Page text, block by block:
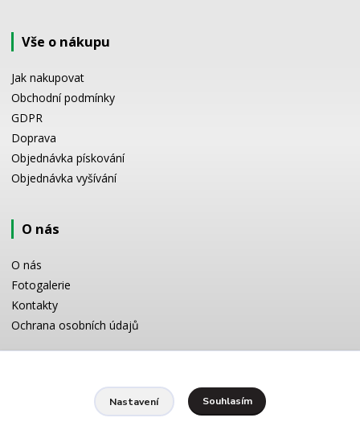
Vše o nákupu
Jak nakupovat
Obchodní podmínky
GDPR
Doprava
Objednávka pískování
Objednávka vyšívání
O nás
O nás
Fotogalerie
Kontakty
Ochrana osobních údajů
Potřebujete poradit s výběrem? Neváhejte se zeptat:
Nastavení Souhlasím